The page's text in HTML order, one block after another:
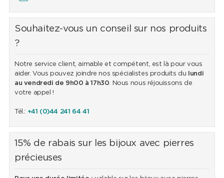
Souhaitez-vous un conseil sur nos produits
?
Notre service client, aimable et compétent, est là pour vous
aider. Vous pouvez joindre nos spécialistes produits du
lundi
au vendredi de 9h00 à 17h30. Nous nous réjouissons de
votre appel !
Tél.: +41 (0)44 241 64 41
15% de rabais sur les bijoux avec pierres
précieuses